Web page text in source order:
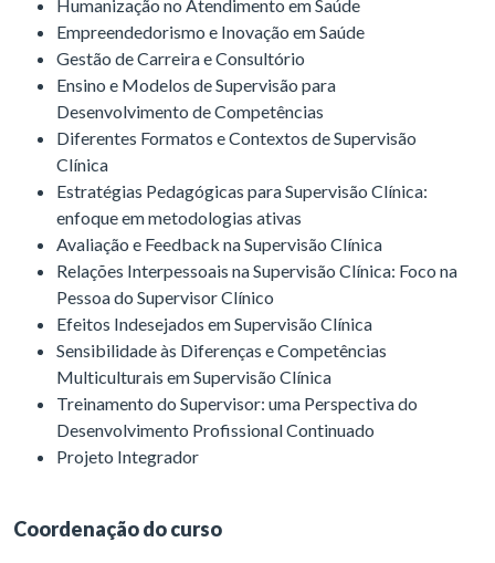
Humanização no Atendimento em Saúde
Empreendedorismo e Inovação em Saúde
Gestão de Carreira e Consultório
Ensino e Modelos de Supervisão para
Desenvolvimento de Competências
Diferentes Formatos e Contextos de Supervisão
Clínica
Estratégias Pedagógicas para Supervisão Clínica:
enfoque em metodologias ativas
Avaliação e Feedback na Supervisão Clínica
Relações Interpessoais na Supervisão Clínica: Foco na
Pessoa do Supervisor Clínico
Efeitos Indesejados em Supervisão Clínica
Sensibilidade às Diferenças e Competências
Multiculturais em Supervisão Clínica
Treinamento do Supervisor: uma Perspectiva do
Desenvolvimento Profissional Continuado
Projeto Integrador
Coordenação do curso